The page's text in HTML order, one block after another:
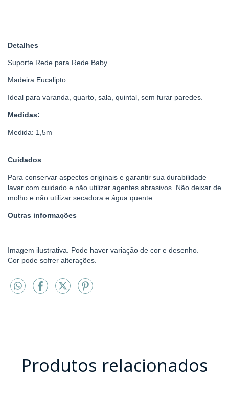
Detalhes
Suporte Rede para Rede Baby.
Madeira Eucalipto.
Ideal para varanda, quarto, sala, quintal, sem furar paredes.
Medidas:
Medida: 1,5m
Cuidados
Para conservar aspectos originais e garantir sua durabilidade
lavar com cuidado e não utilizar agentes abrasivos. Não deixar de
molho e não utilizar secadora e água quente.
Outras informações
Imagem ilustrativa. Pode haver variação de cor e desenho.
Cor pode sofrer alterações.
Produtos relacionados